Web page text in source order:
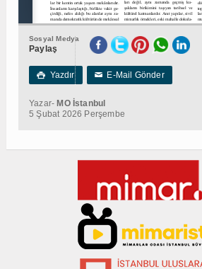
Sosyal Medya
Paylaş
 Yazdır ✉E-Mail Gönder
Yazar- MO İstanbul
5 Şubat 2026 Perşembe